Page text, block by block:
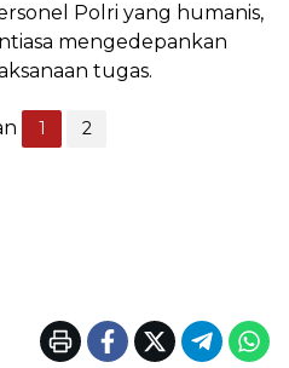
Polri yang humanis,
mengedepankan
tugas.
1 2